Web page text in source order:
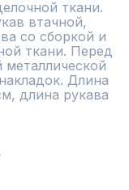
ткани.
втачной,
со сборкой и
ткани. Перед
Длина
длина рукава